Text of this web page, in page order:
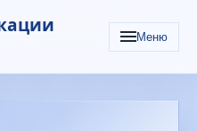
Меню